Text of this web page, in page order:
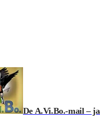
De A.Vi.Bo.-mail –